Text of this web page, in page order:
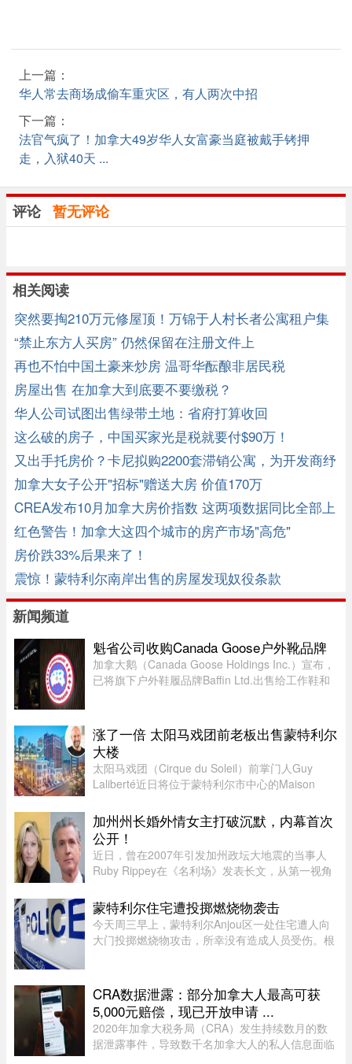
上一篇：
华人常去商场成偷车重灾区，有人两次中招
下一篇：
法官气疯了！加拿大49岁华人女富豪当庭被戴手铐押
走，入狱40天 ...
评论 暂无评论
相关阅读
突然要掏210万元修屋顶！万锦于人村长者公寓租户集
体炸锅！ ...
“禁止东方人买房” 仍然保留在注册文件上
再也不怕中国土豪来炒房 温哥华酝酿非居民税
房屋出售 在加拿大到底要不要缴税？
华人公司试图出售绿带土地：省府打算收回
这么破的房子，中国买家光是税就要付$90万！
又出手托房价？卡尼拟购2200套滞销公寓，为开发商纾
困
加拿大女子公开"招标"赠送大房 价值170万
CREA发布10月加拿大房价指数 这两项数据同比全部上
涨
红色警告！加拿大这四个城市的房产市场"高危"
房价跌33%后果来了！
震惊！蒙特利尔南岸出售的房屋发现奴役条款
新闻频道
魁省公司收购Canada Goose户外靴品牌
加拿大鹅（Canada Goose Holdings Inc.）宣布，
已将旗下户外鞋履品牌Baffin Ltd.出售给工作鞋和
旨在简化运营模式，将更 ...
涨了一倍 太阳马戏团前老板出售蒙特利尔
大楼
太阳马戏团（Cirque du Soleil）前掌门人Guy
Laliberté近日将位于蒙特利尔市中心的Maison
Mach，成交价达9300万元。Groupe Mach董事长
兼首席执行官Vincent Chiara昨天周四向 ...
加州州长婚外情女主打破沉默，内幕首次
公开！
近日，曾在2007年引发加州政坛大地震的当事人
Ruby Rippey在《名利场》发表长文，从第一视角
Gavin Newsom的一段婚外情。这段尘封多年的往
事再次被推向风口浪尖。Gavin New ...
蒙特利尔住宅遭投掷燃烧物袭击
今天周三早上，蒙特利尔Anjou区一处住宅遭人向
大门投掷燃烧物攻击，所幸没有造成人员受伤。根
Bellefontaine、靠近avenue de ...
CRA数据泄露：部分加拿大人最高可获
5,000元赔偿，现已开放申请 ...
2020年加拿大税务局（CRA）发生持续数月的数
据泄露事件，导致数千名加拿大人的私人信息面临